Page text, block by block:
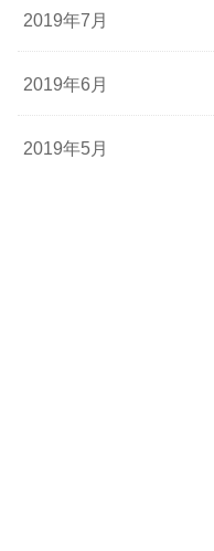
2019年7月
2019年6月
2019年5月